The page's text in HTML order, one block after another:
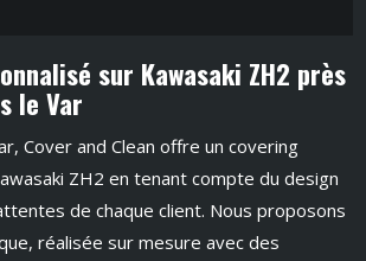
sur Kawasaki ZH2 près
le Var
Cover and Clean offre un covering
ZH2 en tenant compte du design
de chaque client. Nous proposons
réalisée sur mesure avec des